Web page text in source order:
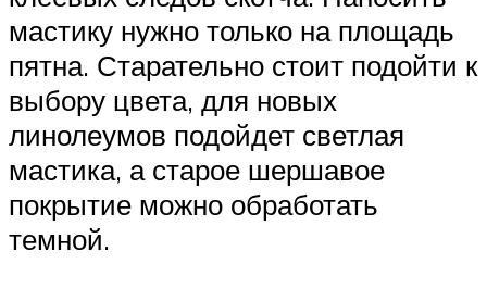
мастику нужно только на площадь
пятна. Старательно стоит подойти к
выбору цвета, для новых
линолеумов подойдет светлая
мастика, а старое шершавое
покрытие можно обработать
темной.